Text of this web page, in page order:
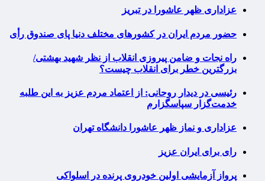
عزاداری ظهر عاشورا در تبریز
حضور مردم ایران در کشورهای مختلف دنیا پای صندوق رأی
راه نجات و ضامن پیروزی انقلاب از نظر شهید بهشتی/
بزرگترین خطر برای انقلاب چیست؟
رئیسی در دیدار روحانی: از اعتماد مردم عزیز به این طلبه
خدمت‌گزار سپاسگزارم
عزاداری و نماز ظهر عاشورا دانشگاه تهران
رای برای ایران عزیز
پرواز آزمایشی اولین خودروی پرنده در اسلواکی